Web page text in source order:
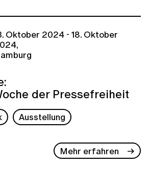
Oktober 2024 - 18. Oktober
der Pressefreiheit
Ausstellung
Mehr erfahren